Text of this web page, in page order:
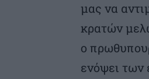
μας να
κρατών
ο
ενόψει των